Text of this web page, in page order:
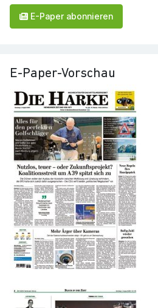
E-Paper abonnieren
E-Paper-Vorschau